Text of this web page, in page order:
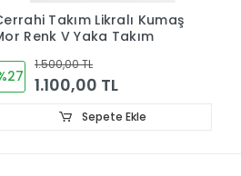
Takım Likralı Kumaş
Renk V Yaka Takım
1.500,00 TL
1.100,00 TL
Sepete Ekle